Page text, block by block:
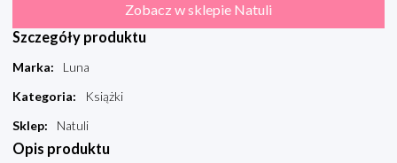
Zobacz w sklepie Natuli
Szczegóły produktu
Marka:
Luna
Kategoria:
Książki
Sklep: Natuli
Opis produktu